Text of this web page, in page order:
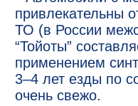
привлекательны
ТО (в России
“Тойоты”
применением
3–4 лет езды по
очень свежо.